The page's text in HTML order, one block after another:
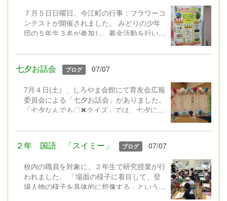
７月５日日曜日、今江町の行事：フラワーコ
ンテストが開催されました。 みどりの少年
団の５年生３名が参加し、募金活動を行いま
ードの花壇への寄せ植えの「フラワーコンテ
スト」には、本校育友会も参加しています。
この日に向け、暑い中毎日水やり等のお世話
うございました。デザイン賞をいただき、育
友会会長さんが表彰式で受け取ってください
ました。 お花関連のワークショップや、
やほくりくアイドル部のステージライブ、前
川乗船体験など楽しい催しもいっぱいでし
七夕お話会 ブログ 07/07
7月４日(土）、しろやま会館にて育友会広報
委員会による「七夕お話会」がありました。
「七夕なんでも〇✖クイズ」では、七夕にち
もクイズ」にチャレンジ！ 今江小学校の先
生が映像で登場したり、かつて「しろやま」
に斜面を下りおりられるほど長い滑り台があ
もあったり・・・みんなわいわい楽しみなが
らクイズに答えていました。 図書ボランテ
ィア「お話ポッケさん」による読み聞かせで
２年 国語 「スイミー」 ブログ 07/07
校内の職員を対象に、２年生で研究授業が行
われました。 「場面の様子に着目して、登
場人物の様子を具体的に想像する」というね